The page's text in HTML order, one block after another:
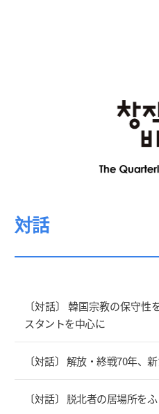
対話
〔対話〕 韓国宗教の保守
スタントを中心に
〔対話〕 解放・終戦70年、
〔対話〕 脱北者の居場所を